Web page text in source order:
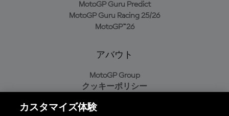
MotoGP Guru Predict
MotoGP Guru Racing 25/26
MotoGP™26
アバウト
MotoGP Group
クッキーポリシー
プライバシーポリシー
カスタマイズ体験